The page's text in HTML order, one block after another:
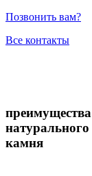
Позвонить вам?
Все контакты
преимущества
натурального
камня